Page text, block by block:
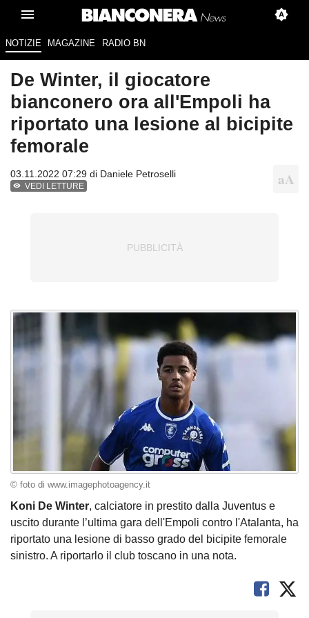
NOTIZIE MAGAZINE RADIO BN
De Winter, il giocatore
bianconero ora all'Empoli ha
riportato una lesione al bicipite
femorale
03.11.2022 07:29 di Daniele Petroselli
VEDI LETTURE
© foto di www.imagephotoagency.it
Koni De Winter, calciatore in prestito dalla Juventus e
uscito durante l’ultima gara dell'Empoli contro l'Atalanta, ha
riportato una lesione di basso grado del bicipite femorale
sinistro. A riportarlo il club toscano in una nota.